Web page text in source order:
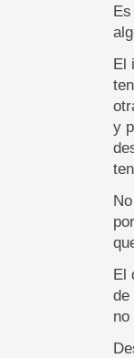
El
y
El
de
no